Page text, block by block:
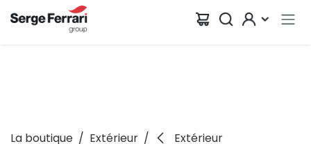
Se rendre au contenu
La boutique Extérieur Extérieur